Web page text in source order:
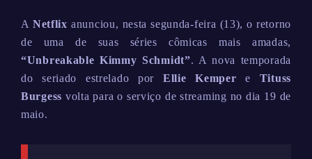
A Netflix anunciou, nesta segunda-feira (13), o retorno
de uma de suas séries cômicas mais amadas,
“Unbreakable Kimmy Schmidt”. A nova temporada
do seriado estrelado por Ellie Kemper e Tituss
Burgess volta para o serviço de streaming no dia 19 de
maio.